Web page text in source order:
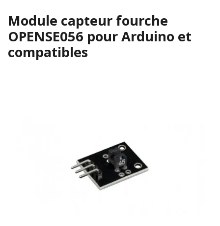
Module capteur fourche
OPENSE056 pour Arduino et
compatibles